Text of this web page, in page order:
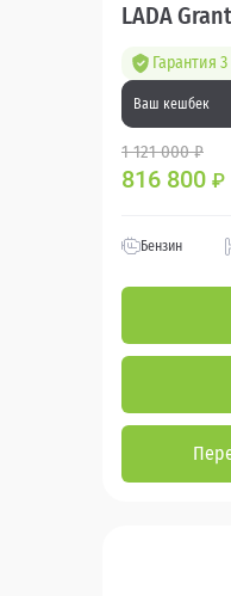
LADA
Гарантия
Ваш кешбек
1 121 000 ₽
816 800 ₽
Бензин